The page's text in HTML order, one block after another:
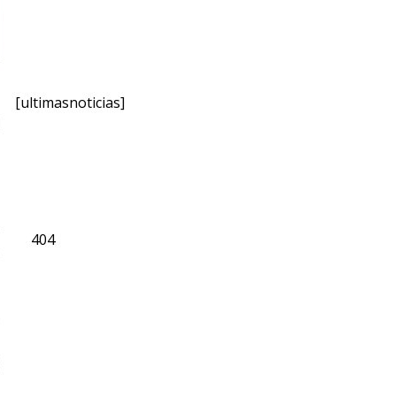
404
[ultimasnoticias]